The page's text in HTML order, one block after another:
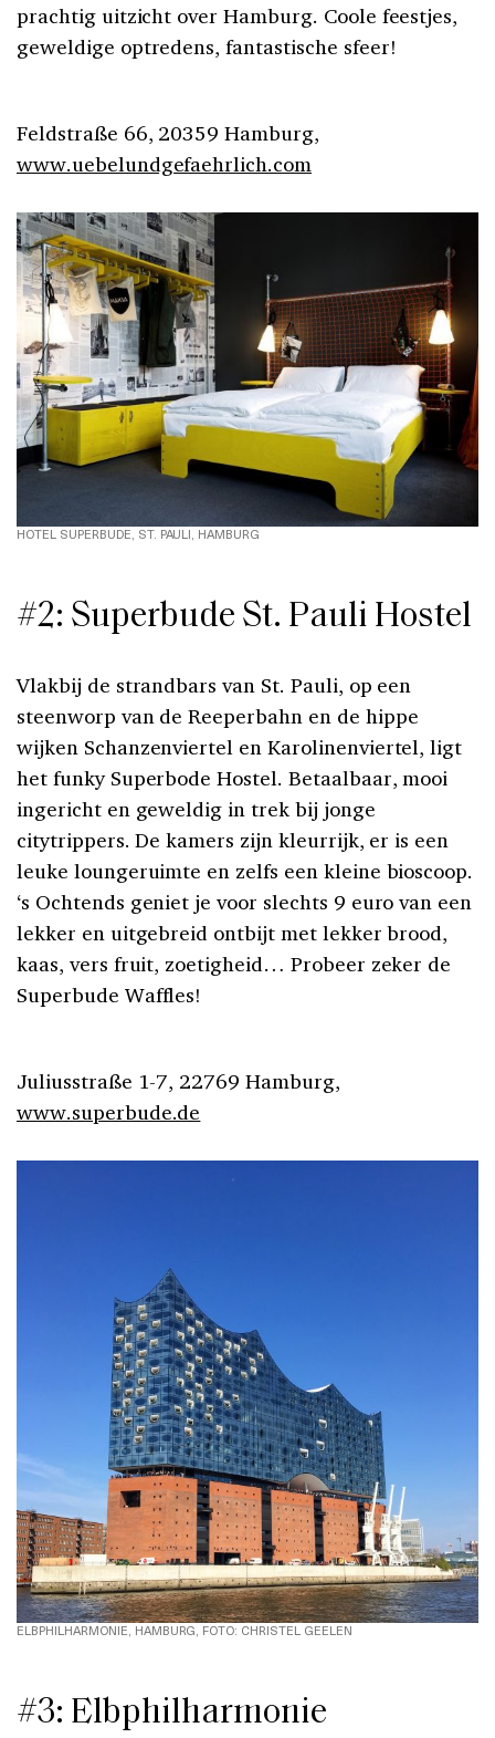
prachtig uitzicht over Hamburg. Coole feestjes,
geweldige optredens, fantastische sfeer!
Feldstraße 66, 20359 Hamburg,
www.uebelundgefaehrlich.com
HOTEL SUPERBUDE, ST. PAULI, HAMBURG
#2: Superbude St. Pauli Hostel
Vlakbij de strandbars van St. Pauli, op een
steenworp van de Reeperbahn en de hippe
wijken Schanzenviertel en Karolinenviertel, ligt
het funky Superbode Hostel. Betaalbaar, mooi
ingericht en geweldig in trek bij jonge
citytrippers. De kamers zijn kleurrijk, er is een
leuke loungeruimte en zelfs een kleine bioscoop.
‘s Ochtends geniet je voor slechts 9 euro van een
lekker en uitgebreid ontbijt met lekker brood,
kaas, vers fruit, zoetigheid… Probeer zeker de
Superbude Waffles!
Juliusstraße 1-7, 22769 Hamburg,
www.superbude.de
ELBPHILHARMONIE, HAMBURG, FOTO: CHRISTEL GEELEN
#3: Elbphilharmonie